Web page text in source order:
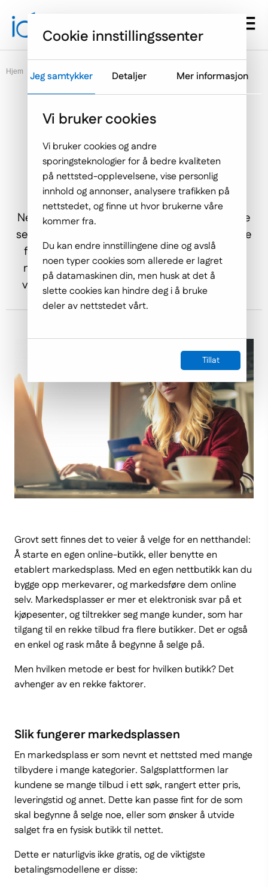
Hjem
Egen nettbutikk eller
markedsplass? Slik velger du
riktig
Nettbutikker er det desidert raskest voksende
segmentet innen detaljhandel. Men selv om de
fleste nå selger varer og tjenester på nett, vil
noen løsninger fungere bedre enn andre, og
være mer effektive for nettopp din situasjon.
Grovt sett finnes det to veier å velge for en netthandel:
Å starte en egen online-butikk, eller benytte en
etablert markedsplass. Med en egen nettbutikk kan du
bygge opp merkevarer, og markedsføre dem online
selv. Markedsplasser er mer et elektronisk svar på et
kjøpesenter, og tiltrekker seg mange kunder, som har
tilgang til en rekke tilbud fra flere butikker. Det er også
en enkel og rask måte å begynne å selge på.
Men hvilken metode er best for hvilken butikk? Det
avhenger av en rekke faktorer.
Slik fungerer markedsplassen
En markedsplass er som nevnt et nettsted med mange
tilbydere i mange kategorier. Salgsplattformen lar
kundene se mange tilbud i ett søk, rangert etter pris,
leveringstid og annet. Dette kan passe fint for de som
skal begynne å selge noe, eller som ønsker å utvide
salget fra en fysisk butikk til nettet.
Dette er naturligvis ikke gratis, og de viktigste
betalingsmodellene er disse:
Cookie innstillingssenter
Jeg samtykker Detaljer Mer informasjon
Vi bruker cookies
Vi bruker cookies og andre
sporingsteknologier for å bedre kvaliteten
på nettsted-opplevelsene, vise personlig
innhold og annonser, analysere trafikken på
nettstedet, og finne ut hvor brukerne våre
kommer fra.
Du kan endre innstillingene dine og avslå
noen typer cookies som allerede er lagret
på datamaskinen din, men husk at det å
slette cookies kan hindre deg i å bruke
deler av nettstedet vårt.
Tillat